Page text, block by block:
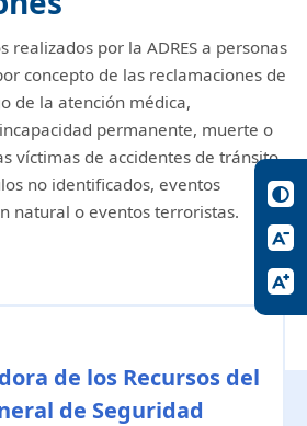
realizados por la ADRES a personas
concepto de las reclamaciones de
de la atención médica,
permanente, muerte o
víctimas de accidentes de tránsito
no identificados, eventos
natural o eventos terroristas.
de los Recursos del
de Seguridad